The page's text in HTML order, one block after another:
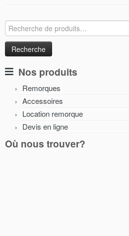
Recherche
pour :
Nos produits
Remorques
Accessoires
Location remorque
Devis en ligne
Où nous trouver?